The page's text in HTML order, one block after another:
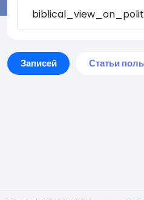
Записей Статьи